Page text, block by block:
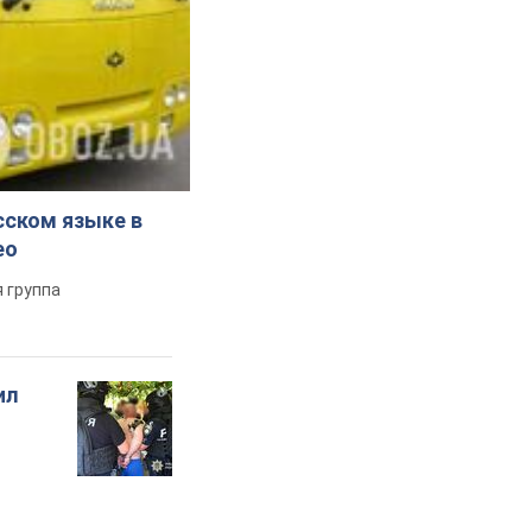
языке в